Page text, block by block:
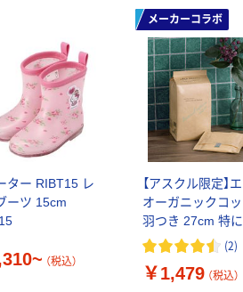
ター RIBT15 レ
ーツ 15cm
（税込）
メーカーコラボ
【アスクル限定】
オーガニックコ
羽つき 27cm 特に
昼用（13枚×3個）
ーズ オリジナル
(2)
￥1,479 （税込）